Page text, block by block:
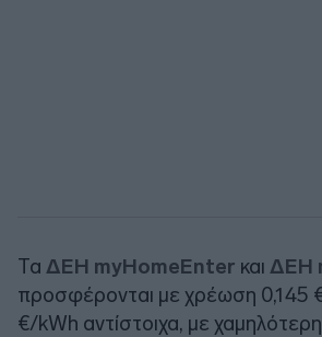
Τα ΔΕΗ myHomeEnter και ΔΕΗ
προσφέρονται με χρέωση 0,145
€/kWh αντίστοιχα, με